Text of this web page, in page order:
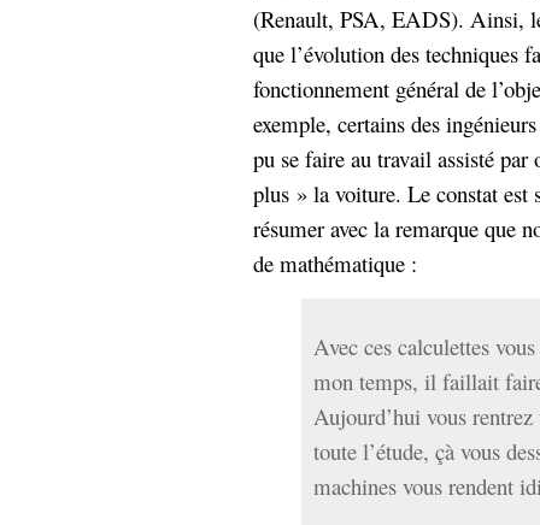
(Renault, PSA, EADS). Ainsi,
que l’évolution des techniques
fonctionnement général de
exemple, certains des
pu se faire au travail assisté
plus » la voiture. Le constat est
résumer avec la remarque que
de mathématique :
Avec ces calculettes
mon temps, il faillait
Aujourd’hui vous
toute l’étude, çà vous
machines vous rendent